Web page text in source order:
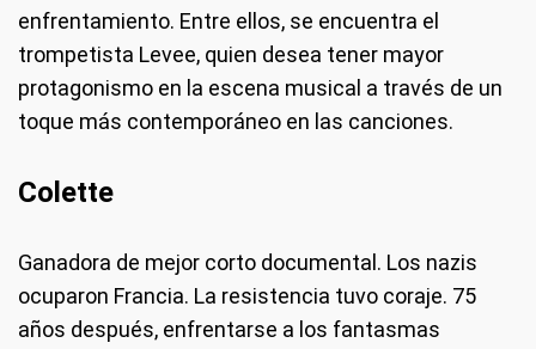
enfrentamiento. Entre ellos, se encuentra el
trompetista Levee, quien desea tener mayor
protagonismo en la escena musical a través de un
toque más contemporáneo en las canciones.
Colette
Ganadora de mejor corto documental. Los nazis
ocuparon Francia. La resistencia tuvo coraje. 75
años después, enfrentarse a los fantasmas